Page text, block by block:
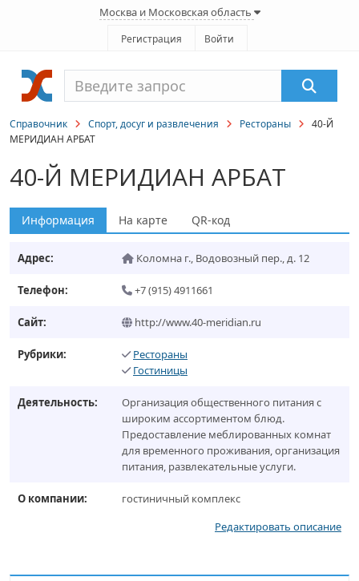
Москва и Московская область
Регистрация Войти
Справочник Спорт, досуг и развлечения Рестораны
40-Й
МЕРИДИАН АРБАТ
40-Й МЕРИДИАН АРБАТ
Информация На карте QR-код
Адрес: Коломна г., Водовозный пер., д. 12
Телефон: +7 (915) 4911661
Сайт: http://www.40-meridian.ru
Рубрики:
Рестораны
Гостиницы
Деятельность:
Организация общественного питания с
широким ассортиментом блюд.
Предоставление меблированных комнат
для временного проживания, организация
питания, развлекательные услуги.
О компании:
гостиничный комплекс
Редактировать описание